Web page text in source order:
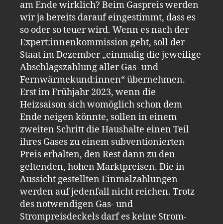
am Ende wirklich? Beim Gaspreis werden
wir ja bereits darauf eingestimmt, dass es
so oder so teuer wird. Wenn es nach der
Expert:innenkommission geht, soll der
Staat im Dezember „einmalig die jeweilige
Abschlagszahlung aller Gas- und
Fernwärmekund:innen“ übernehmen.
Erst im Frühjahr 2023, wenn die
Heizsaison sich womöglich schon dem
Ende neigen könnte, sollen in einem
zweiten Schritt die Haushalte einen Teil
ihres Gases zu einem subventionierten
Preis erhalten, den Rest dann zu den
geltenden, hohen Marktpreisen. Die in
Aussicht gestellten Einmalzahlungen
werden auf jedenfall nicht reichen. Trotz
des notwendigen Gas- und
Strompreisdeckels darf es keine Strom-